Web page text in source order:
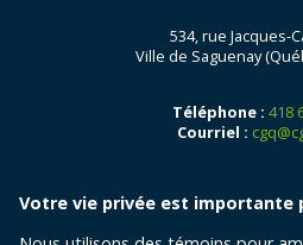
534, rue Jacques-
Ville de Saguenay
Téléphone : 418
Courriel :
Votre vie privée est importante